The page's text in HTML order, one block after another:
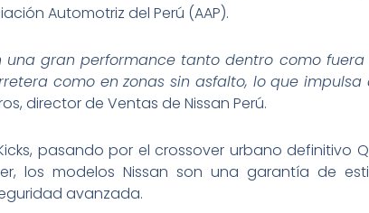
Automotriz del Perú (AAP).
una gran performance tanto dentro como
como en zonas sin asfalto, lo que
director de Ventas de Nissan Perú.
pasando por el crossover urbano definitivo
los modelos Nissan son una garantía de
avanzada.